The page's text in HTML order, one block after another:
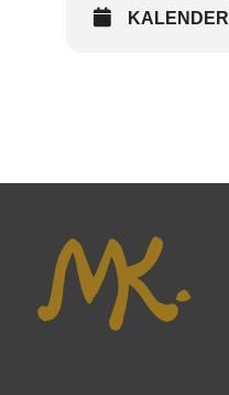
KALENDER